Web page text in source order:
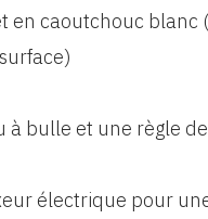
en caoutchouc blanc
à bulle et une règle
électrique pour